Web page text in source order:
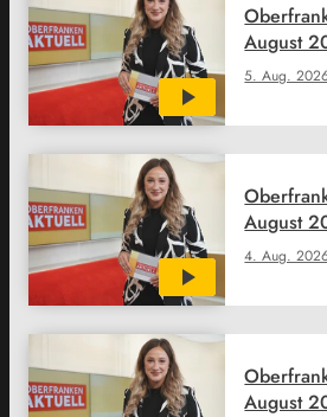
5. Aug.
August
4. Aug.
August
August